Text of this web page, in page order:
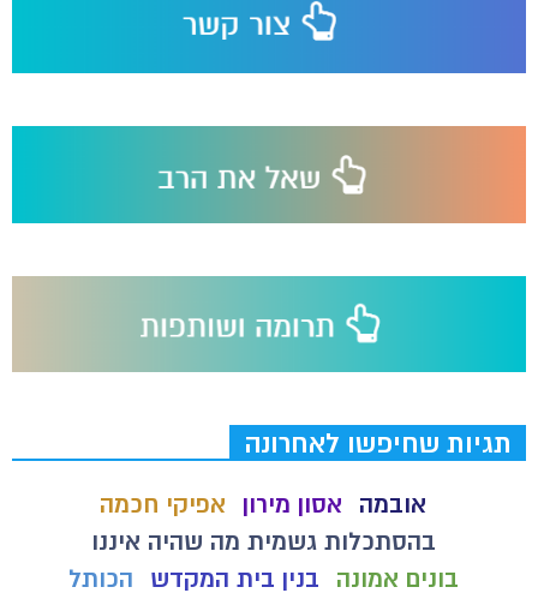
תגיות שחיפשו לאחרונה
אובמה אסון מירון
אפיקי חכמה
בהסתכלות גשמית מה שהיה איננו
בונים אמונה
בנין בית המקדש
הכותל